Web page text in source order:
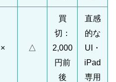
× △
買
切：
2,000
円前
後
直感
的な
UI・
iPad
専用